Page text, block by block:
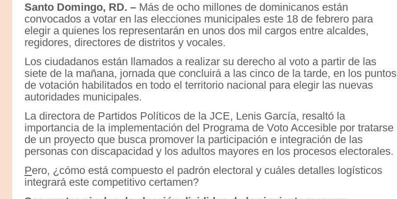
Santo Domingo, RD. – Más de ocho millones de dominicanos están
convocados a votar en las elecciones municipales este 18 de febrero para
elegir a quienes los representarán en unos dos mil cargos entre alcaldes,
regidores, directores de distritos y vocales.
Los ciudadanos están llamados a realizar su derecho al voto a partir de las
siete de la mañana, jornada que concluirá a las cinco de la tarde, en los puntos
de votación habilitados en todo el territorio nacional para elegir las nuevas
autoridades municipales.
La directora de Partidos Políticos de la JCE, Lenis García, resaltó la
importancia de la implementación del Programa de Voto Accesible por tratarse
de un proyecto que busca promover la participación e integración de las
personas con discapacidad y los adultos mayores en los procesos electorales.
Pero, ¿cómo está compuesto el padrón electoral y cuáles detalles logísticos
integrará este competitivo certamen?